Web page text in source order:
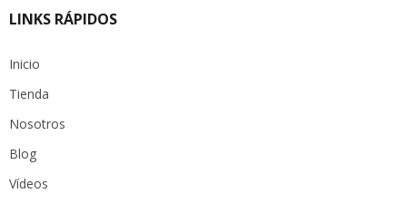
LINKS RÁPIDOS
Inicio
Tienda
Nosotros
Blog
Vídeos